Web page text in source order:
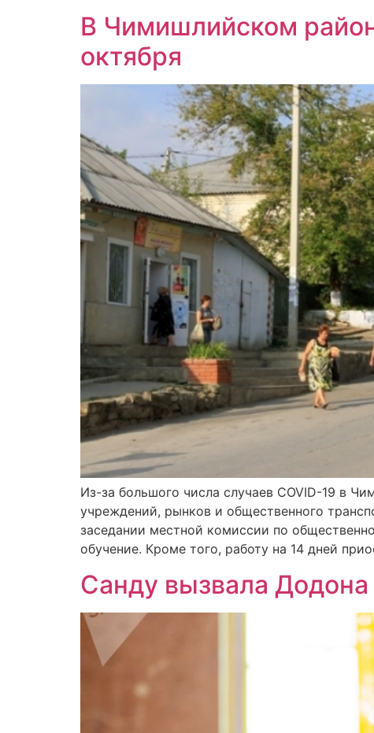
В Чимишлийском
октября
Из-за большого числа случаев COVID-19 в
учреждений, рынков и общественного
заседании местной комиссии по
обучение. Кроме того, работу на 14 дней
Санду вызвала